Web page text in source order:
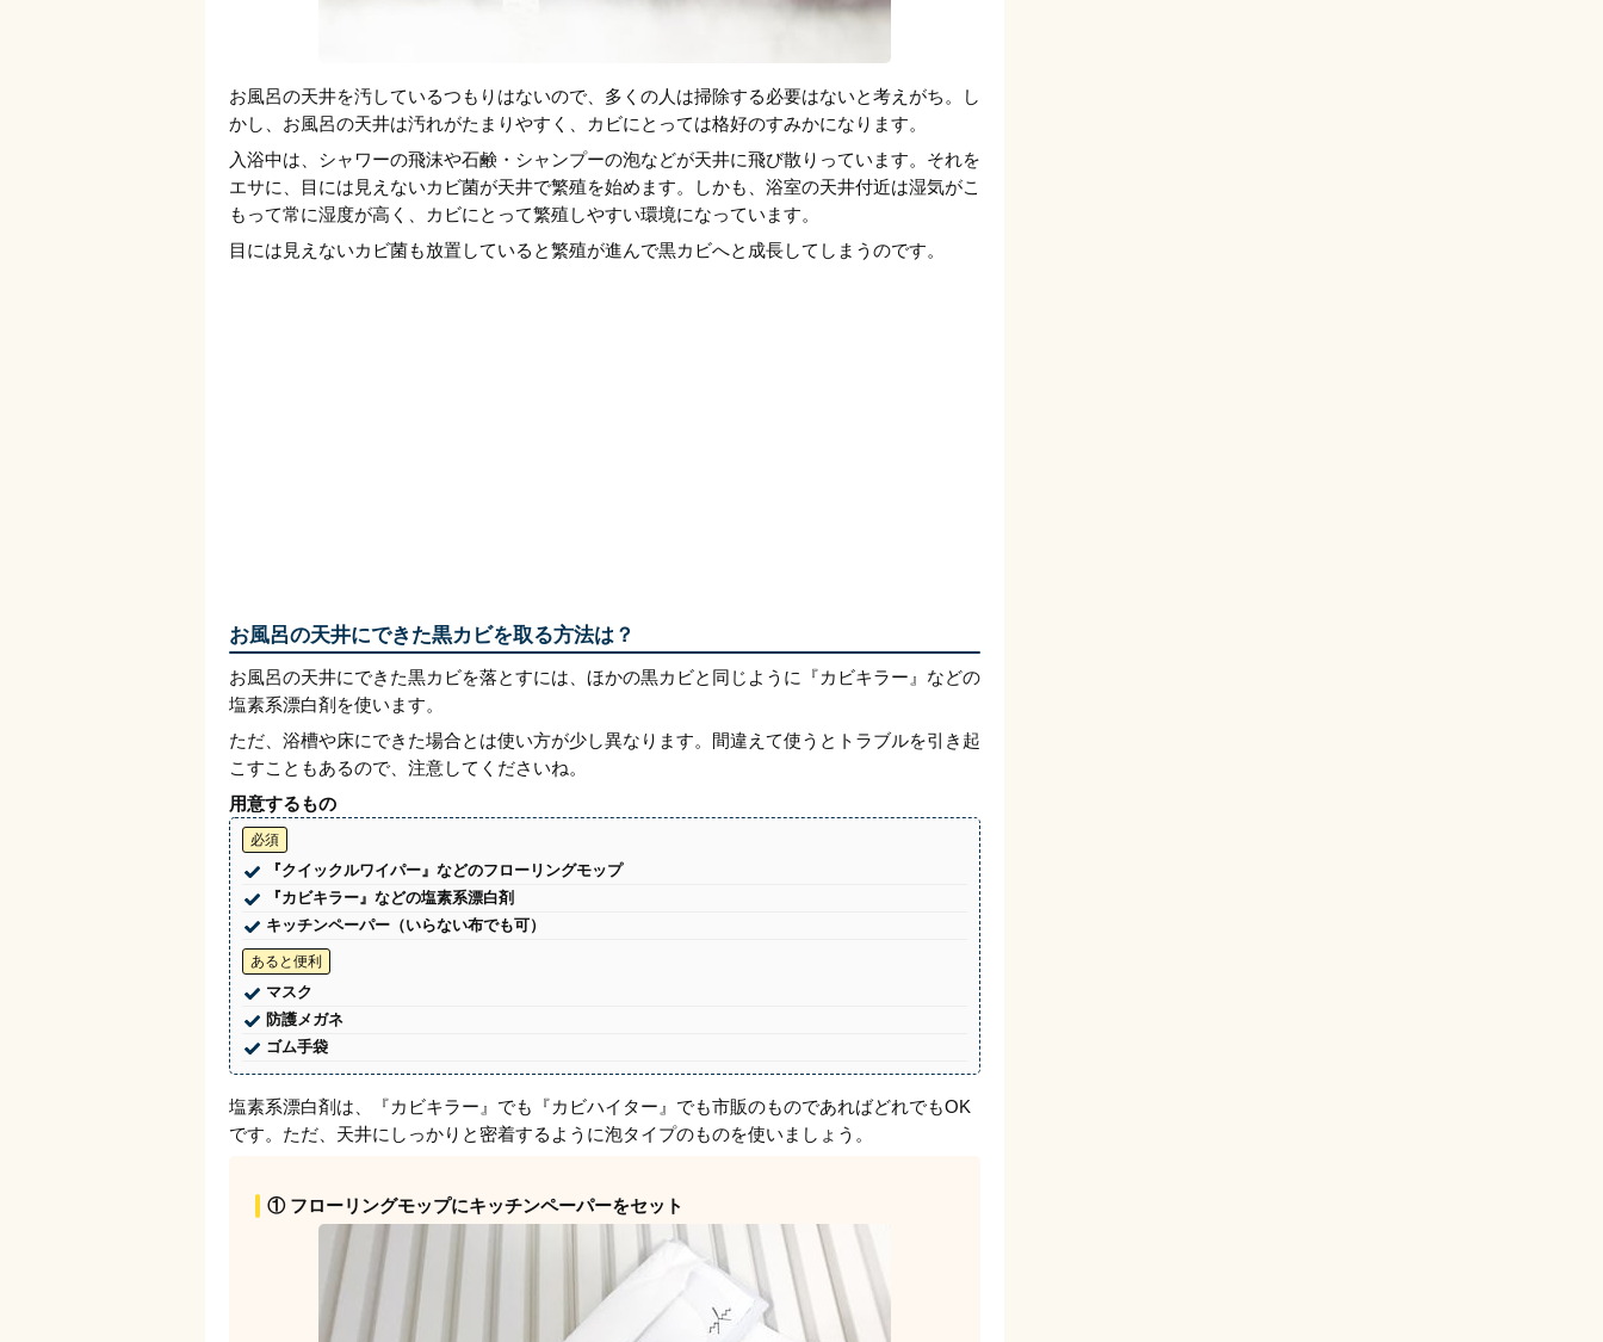
お風呂の天井を汚しているつもりはないので、多くの人は掃除する必要はないと考えがち。し
かし、お風呂の天井は汚れがたまりやすく、カビにとっては格好のすみかになります。
入浴中は、シャワーの飛沫や石鹸・シャンプーの泡などが天井に飛び散りっています。それを
エサに、目には見えないカビ菌が天井で繁殖を始めます。しかも、浴室の天井付近は湿気がこ
もって常に湿度が高く、カビにとって繁殖しやすい環境になっています。
目には見えないカビ菌も放置していると繁殖が進んで黒カビへと成長してしまうのです。
お風呂の天井にできた黒カビを取る方法は？
お風呂の天井にできた黒カビを落とすには、ほかの黒カビと同じように『カビキラー』などの
塩素系漂白剤を使います。
ただ、浴槽や床にできた場合とは使い方が少し異なります。間違えて使うとトラブルを引き起
こすこともあるので、注意してくださいね。
用意するもの
必須
『クイックルワイパー』などのフローリングモップ
『カビキラー』などの塩素系漂白剤
キッチンペーパー（いらない布でも可）
あると便利
マスク
防護メガネ
ゴム手袋
塩素系漂白剤は、『カビキラー』でも『カビハイター』でも市販のものであればどれでもOK
です。ただ、天井にしっかりと密着するように泡タイプのものを使いましょう。
① フローリングモップにキッチンペーパーをセット